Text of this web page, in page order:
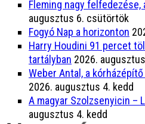
Fleming nagy felfedezése,
augusztus 6. csütörtök
Fogyó Nap a horizonton
Harry Houdini 91 percet
tartályban 2026.
Weber Antal, a
2026. augusztus 4. kedd
A magyar Szolzsenyicin –
augusztus 4. kedd